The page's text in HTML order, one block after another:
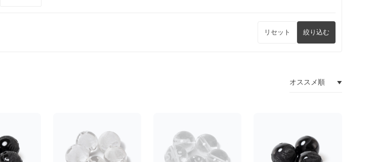
リセット 絞り込む